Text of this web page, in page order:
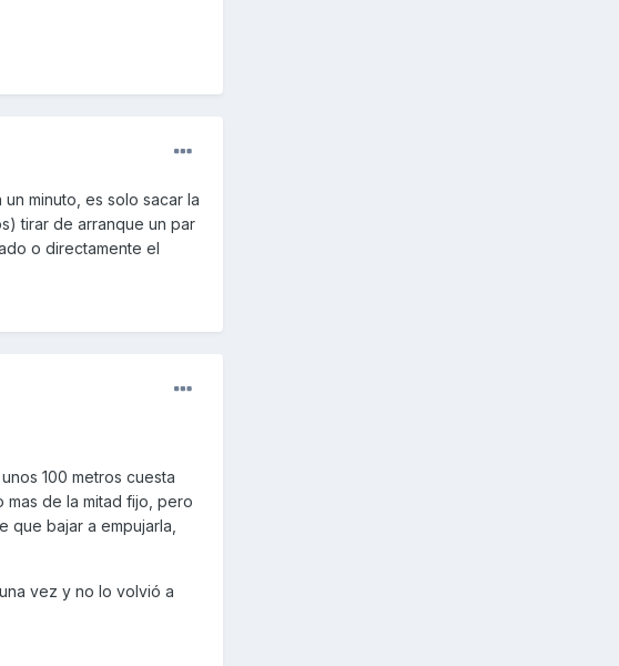
minuto, es solo sacar la
tirar de arranque un par
o directamente el
100 metros cuesta
de la mitad fijo, pero
que bajar a empujarla,
vez y no lo volvió a